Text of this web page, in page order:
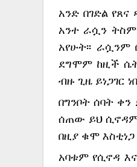
አንድ በገድል
አንተ ራሷን ትስም
አየሁት፡፡
ደግሞም ከዚች
ብዙ ጊዜ ይነጋገር
በግንቦት ሰባት
ሰጠው ይህ
በዚያ ቁሞ
አባቱም የሲኖዳ